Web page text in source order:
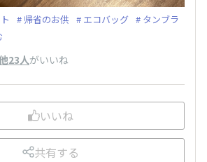
帰省のお供 エコバッグ
タンブラ
23人がいいね
いいね
共有する